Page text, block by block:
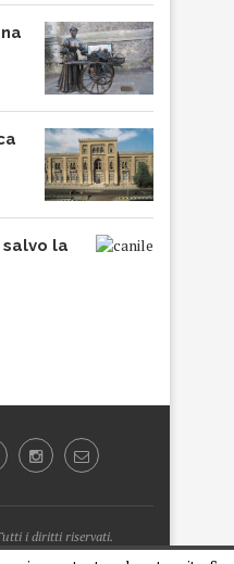
la
i diritti riservati.
Cipriani